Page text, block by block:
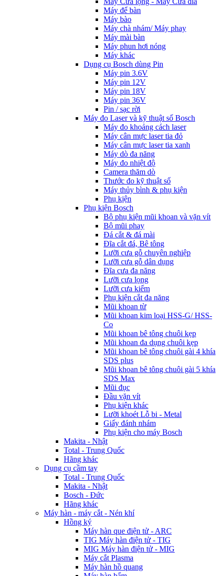
Máy để bàn
Máy bào
Máy chà nhám/ Máy phay
Máy mài bàn
Máy phun hơi nóng
Máy khác
Dụng cụ Bosch dùng Pin
Máy pin 3.6V
Máy pin 12V
Máy pin 18V
Máy pin 36V
Pin / sạc rời
Máy đo Laser và kỹ thuật số Bosch
Máy đo khoảng cách laser
Máy cân mực laser tia đỏ
Máy cân mực laser tia xanh
Máy dò đa năng
Máy đo nhiệt độ
Camera thăm dò
Thước đo kỹ thuật số
Máy thủy bình & phụ kiện
Phụ kịện
Phụ kiện Bosch
Bộ phụ kiện mũi khoan và vặn vít
Bộ mũi phay
Đá cắt & đá mài
Đĩa cắt đá, Bê tông
Lưỡi cưa gỗ chuyên nghiệp
Lưỡi cưa gỗ dân dụng
Đĩa cưa đa năng
Lưỡi cưa lọng
Lưỡi cưa kiếm
Phụ kiện cắt đa năng
Mũi khoan từ
Mũi khoan kim loại HSS-G/ HSS-
Co
Mũi khoan bê tông chuôi kẹp
Mũi khoan đa dụng chuôi kẹp
Mũi khoan bê tông chuôi gài 4 khía
SDS plus
Mũi khoan bê tông chuôi gài 5 khía
SDS Max
Mũi đục
Đầu vặn vít
Phụ kiện khác
Lưỡi khoét Lỗ bi - Metal
Giấy đánh nhám
Phụ kiện cho máy Bosch
Makita - Nhật
Total - Trung Quốc
Hãng khác
Dụng cụ cầm tay
Total - Trung Quốc
Makita - Nhật
Bosch - Đức
Hãng khác
Máy hàn - máy cắt - Nén khí
Hồng ký
Máy hàn que điện tử - ARC
TIG Máy hàn điện tử - TIG
MIG Máy hàn điện tử - MIG
Máy cắt Plasma
Máy hàn hồ quang